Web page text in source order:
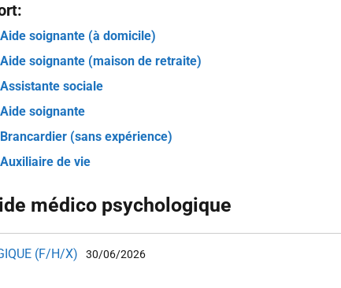
soignante (à domicile)
soignante (maison de retraite)
sociale
soignante
(sans expérience)
de vie
médico psychologique
(F/H/X)
30/06/2026